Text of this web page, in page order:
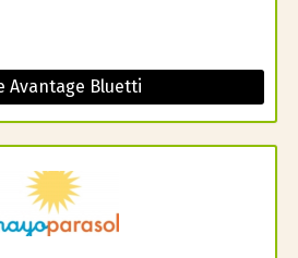
Avantage Bluetti